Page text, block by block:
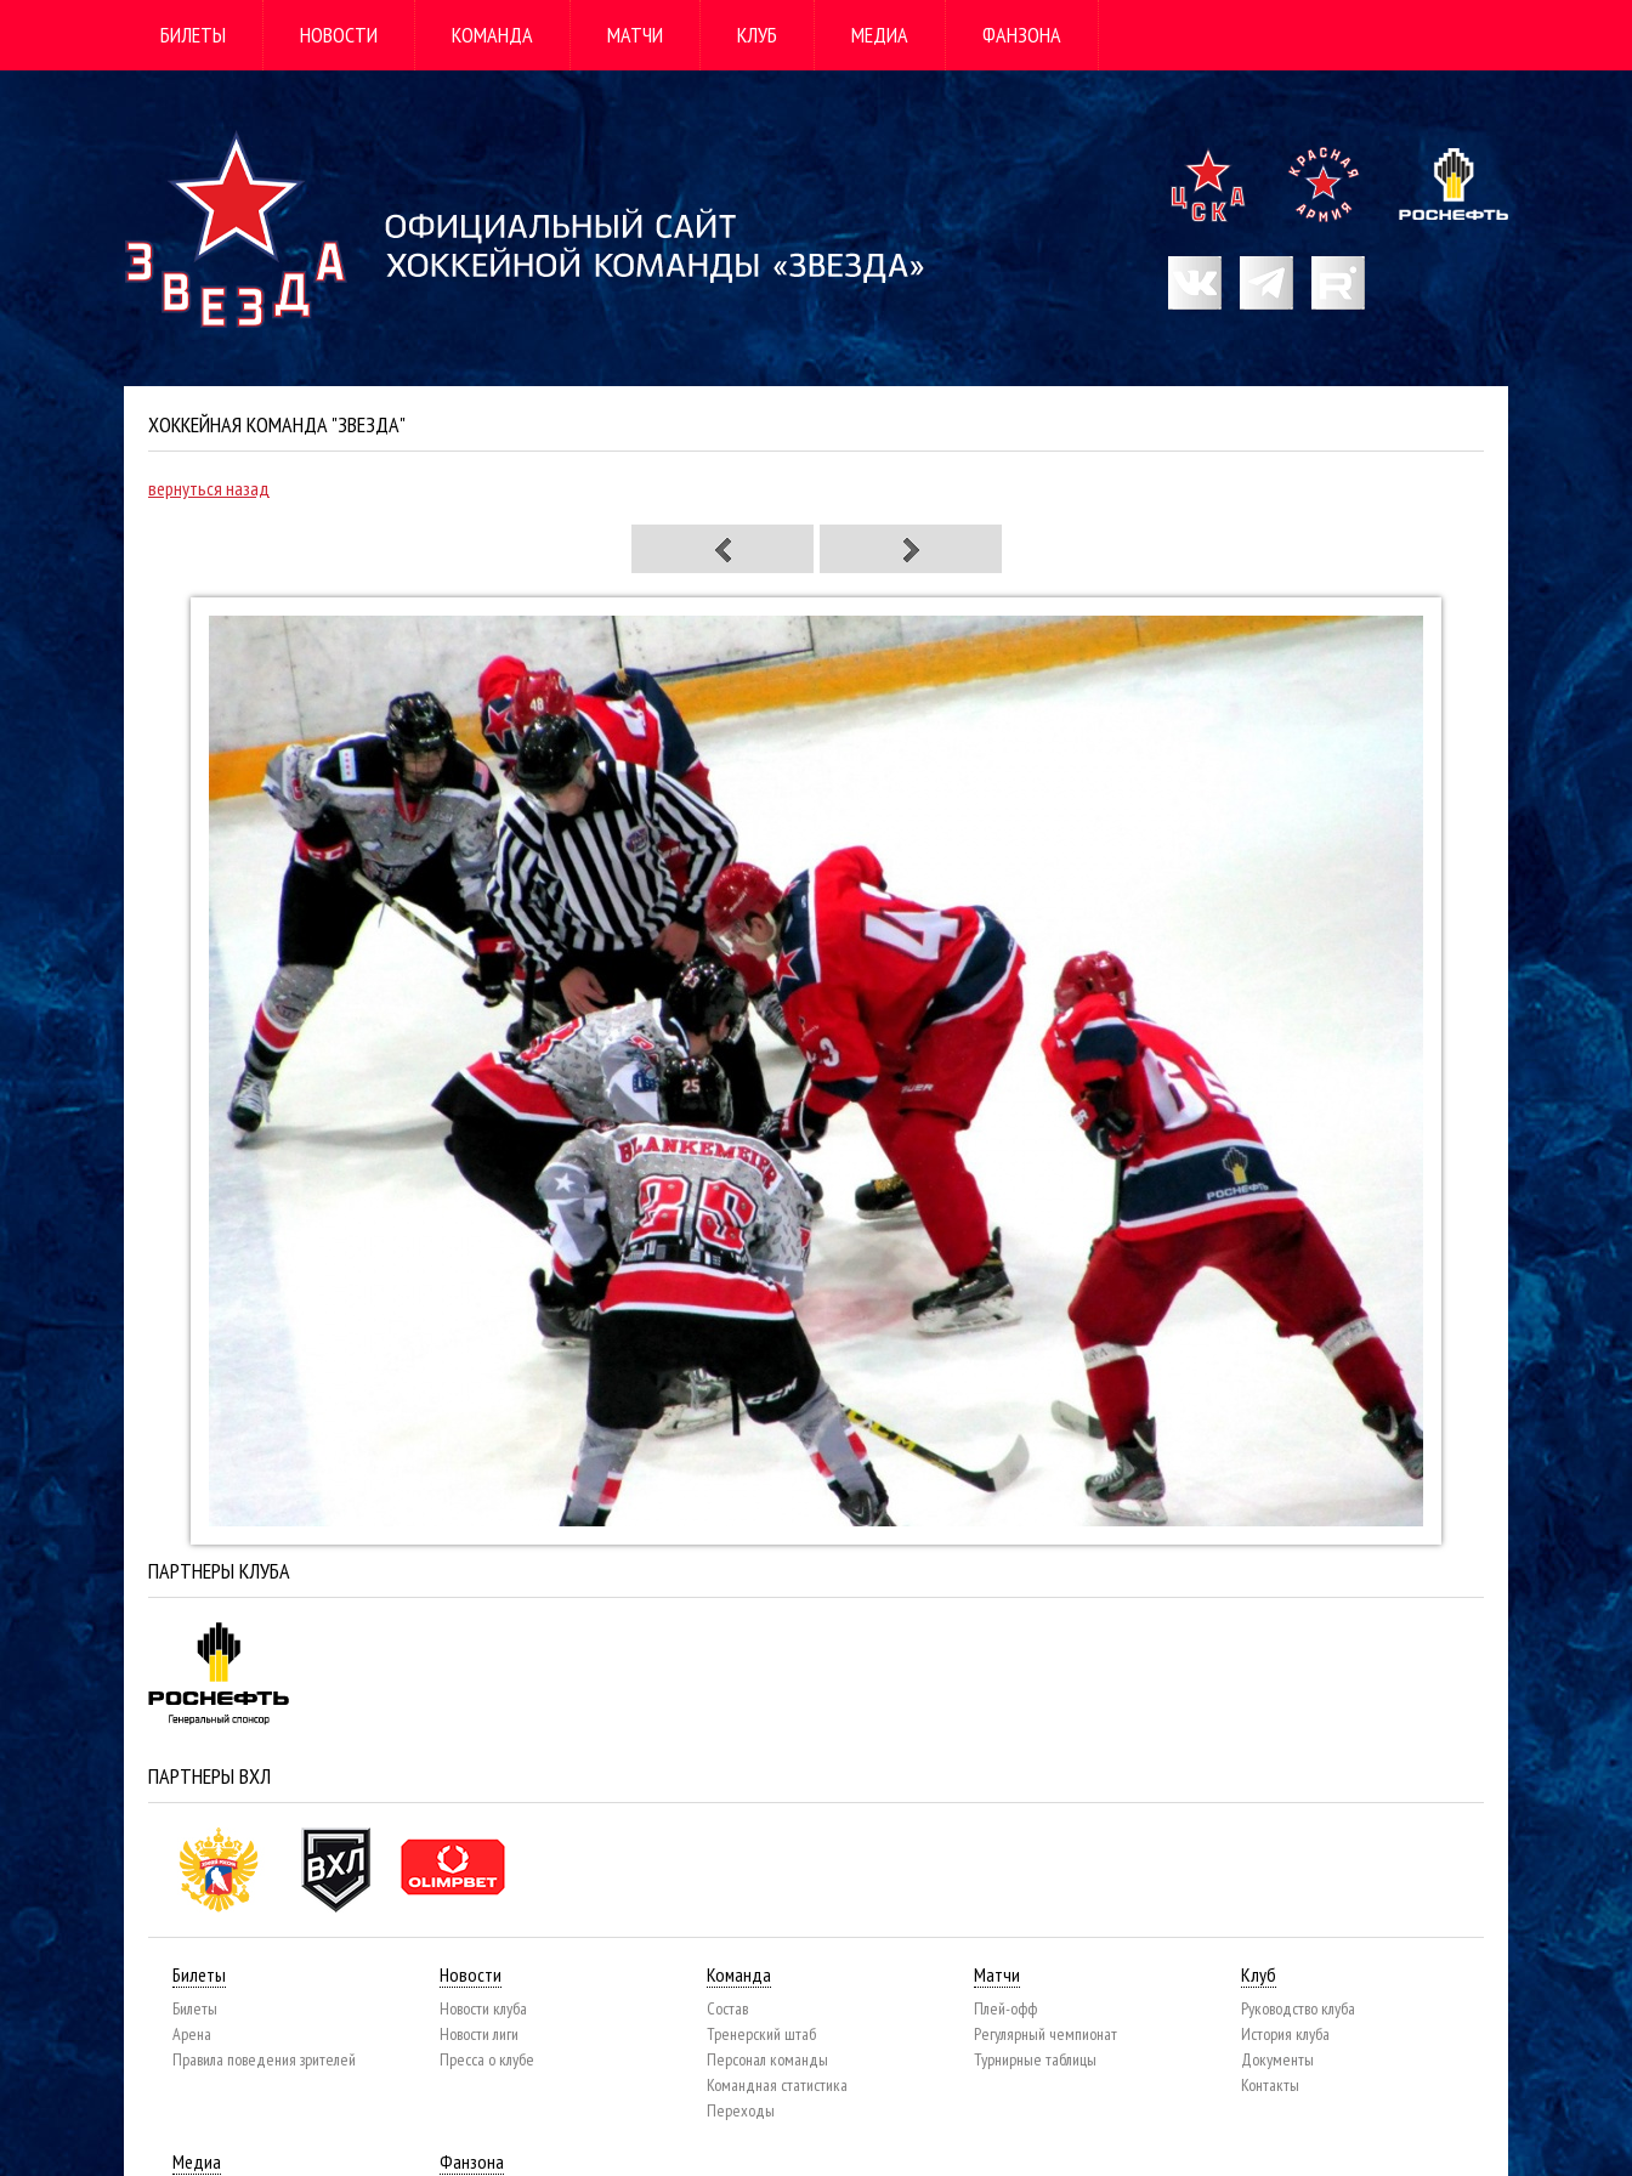
БИЛЕТЫ НОВОСТИ КОМАНДА МАТЧИ КЛУБ МЕДИА ФАНЗОНА
ХОККЕЙНАЯ КОМАНДА "ЗВЕЗДА"
вернуться назад
ПАРТНЕРЫ КЛУБА
ПАРТНЕРЫ ВХЛ
Билеты
Билеты
Арена
Правила поведения зрителей
Новости
Новости клуба
Новости лиги
Пресса о клубе
Команда
Состав
Тренерский штаб
Персонал команды
Командная статистика
Переходы
Матчи
Плей-офф
Регулярный чемпионат
Турнирные таблицы
Клуб
Руководство клуба
История клуба
Документы
Контакты
Медиа Фанзона